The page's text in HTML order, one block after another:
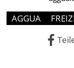
AGGUA